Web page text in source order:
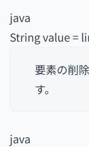
java
String value =
要素の削
す。
java